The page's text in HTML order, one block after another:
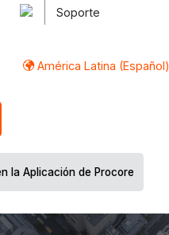
Soporte
América Latina (Español)
la Aplicación de Procore